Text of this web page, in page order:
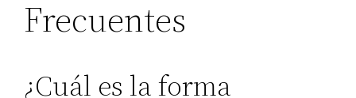
Frecuentes
¿Cuál es la forma